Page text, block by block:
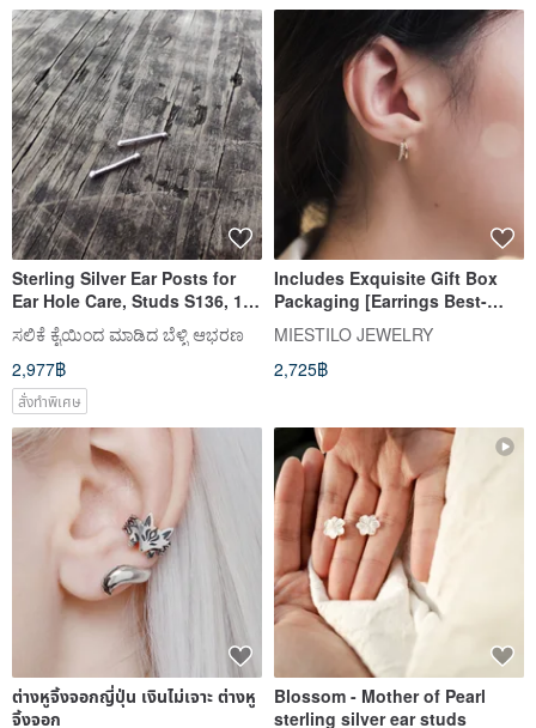
Sterling Silver Ear Posts for
Ear Hole Care, Studs S136, 10
Pairs
ಸಲಿಕೆ ಕೈಯಿಂದ ಮಾಡಿದ ಬೆಳ್ಳಿ ಆಭರಣ
2,977฿
สั่งทำพิเศษ
Includes Exquisite Gift Box
Packaging [Earrings Best-
Seller No.1] Double Hoop
Small Diamond. Sterling Silver
Easy-Clip Earrings
MIESTILO JEWELRY
2,725฿
ต่างหูจิ้งจอกญี่ปุ่น เงินไม่เจาะ ต่างหู
จิ้งจอก
Blossom - Mother of Pearl
sterling silver ear studs